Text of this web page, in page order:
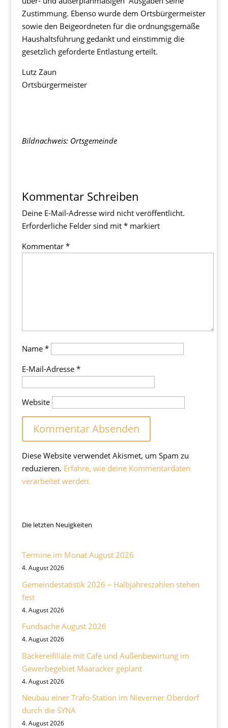
Zustimmung. Ebenso wurde dem Ortsbürgermeister
sowie den Beigeordneten für die ordnungsgemäße
Haushaltsführung gedankt und einstimmig die
gesetzlich geforderte Entlastung erteilt.
Lutz Zaun
Ortsbürgermeister
Bildnachweis: Ortsgemeinde
Kommentar Schreiben
Deine E-Mail-Adresse wird nicht veröffentlicht.
Erforderliche Felder sind mit *markiert
Kommentar *
Name *
E-Mail-Adresse *
Website
Diese Website verwendet Akismet, um Spam zu
reduzieren. Erfahre, wie deine Kommentardaten
verarbeitet werden.
Die letzten Neuigkeiten
Termine im Monat August 2026
4. August 2026
Gemeindestatistik 2026 – Halbjahreszahlen stehen
fest
4. August 2026
Fundsache August 2026
4. August 2026
Bäckereifiliale mit Cafe und Außenbewirtung im
Gewerbegebiet Maaracker geplant
4. August 2026
Neubau einer Trafo-Station im Nieverner Oberdorf
durch die SYNA
4. August 2026